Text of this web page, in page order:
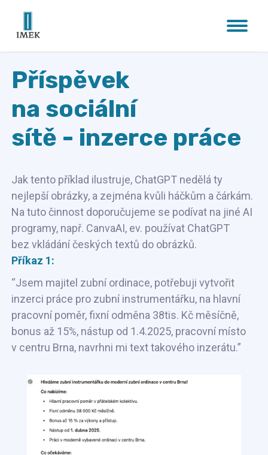
Příspěvek
na sociální
sítě - inzerce práce
Jak tento příklad ilustruje, ChatGPT nedělá ty
nejlepší obrázky, a zejména kvůli háčkům a čárkám.
Na tuto činnost doporučujeme se podívat na jiné AI
programy, např. CanvaAI, ev. používat ChatGPT
bez vkládání českých textů do obrázků.
Příkaz 1:
“Jsem majitel zubní ordinace, potřebuji vytvořit
inzerci práce pro zubní instrumentářku, na hlavní
pracovní poměr, fixní odměna 38tis. Kč měsíčně,
bonus až 15%, nástup od 1.4.2025, pracovní místo
v centru Brna, navrhni mi text takového inzerátu.”